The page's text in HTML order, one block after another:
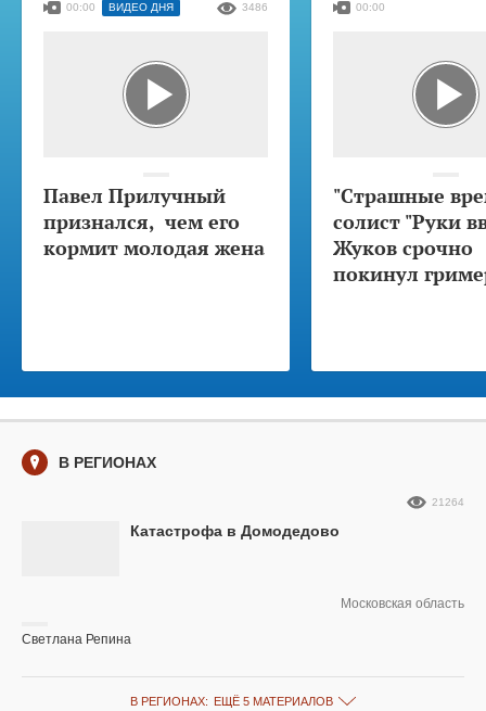
Павел Прилучный
признался, чем его
кормит молодая жена
00:00 ВИДЕО ДНЯ 3486
"Страшные
солист "Руки
Жуков срочно
покинул
00:00
В РЕГИОНАХ
Катастрофа в Домодедово
21264
Московская область
Светлана Репина
В РЕГИОНАХ: ЕЩЁ 5 МАТЕРИАЛОВ